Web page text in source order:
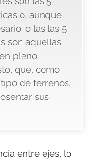
o, aunque
o las las 5
son aquellas
pleno
que, como
de terrenos,
sus
entre ejes, lo